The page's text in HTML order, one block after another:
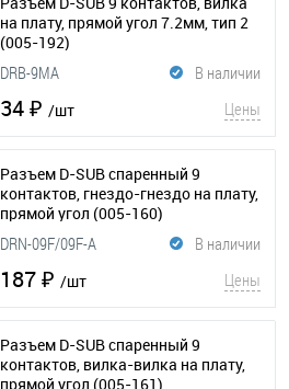
на плату, прямой угол 7.2мм, тип 2
(005-192)
В наличии
DRB-9MA
34 ₽ /шт Цены
Разъем D-SUB спаренный 9
контактов, гнездо-гнездо на плату,
прямой угол (005-160)
В наличии
DRN-09F/09F-A
187 ₽ /шт Цены
Разъем D-SUB спаренный 9
контактов, вилка-вилка на плату,
прямой угол (005-161)